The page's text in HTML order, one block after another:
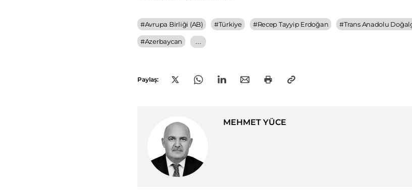
#Avrupa Birliği (AB) #Türkiye #Recep Tayyip Erdoğan #Trans Anadolu
#Azerbaycan
Paylaş:
MEHMET YÜCE